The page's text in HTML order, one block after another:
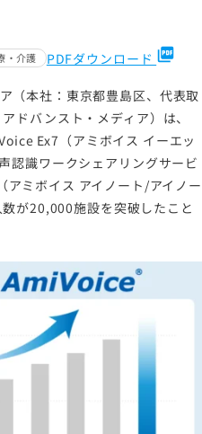
・介護 PDFダウンロード picture_as_pdf
（本社：東京都豊島区、代表取
ドバンスト・メディア）は、
Ex7（アミボイス イーエッ
認識ワークシェアリングサービ
ミボイス アイノート/アイノー
が20,000施設を突破したこと